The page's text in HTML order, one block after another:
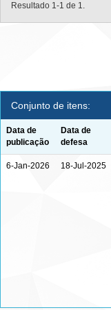
Resultado 1-1 de 1.
Conjunto de itens:
Data de
publicação
Data de
defesa
6-Jan-2026 18-Jul-2025